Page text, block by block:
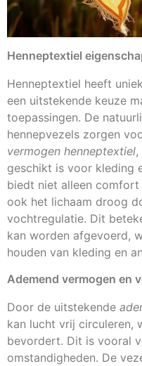
Henneptextiel
Henneptextiel heeft
een uitstekende keuze
toepassingen. De
hennepvezels zorgen
vermogen henneptextiel,
geschikt is voor kleding
biedt niet alleen
ook het lichaam droog
vochtregulatie. Dit
kan worden afgevoerd,
houden van kleding en
Ademend vermogen en
Door de uitstekende
kan lucht vrij circuleren,
bevordert. Dit is vooral
omstandigheden. De